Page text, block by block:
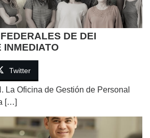
DE DEI
INMEDIATO
Twitter
La Oficina de Gestión de Personal
[…]